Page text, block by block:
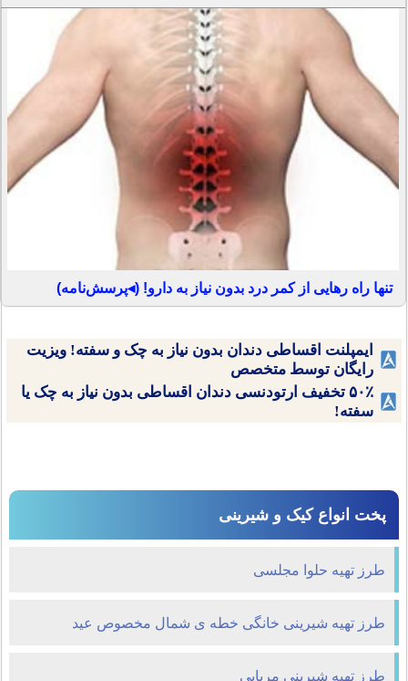
تنها راه رهایی از کمر درد بدون نیاز به دارو! (◂پرسش‌نامه)
ایمپلنت اقساطی دندان بدون نیاز به چک و سفته! ویزیت
رایگان توسط متخصص
۵۰٪ تخفیف ارتودنسی دندان اقساطی بدون نیاز به چک یا
سفته!
پخت انواع کیک و شیرینی
طرز تهیه حلوا مجلسی
طرز تهیه شیرینی خانگی خطه ی شمال مخصوص عید
طرز تهیه شیرینی مربایی